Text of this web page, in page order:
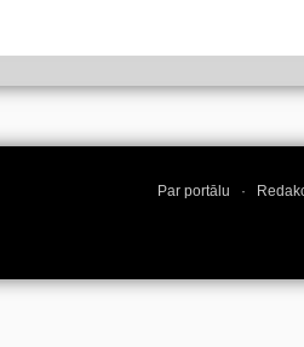
Par portālu ·